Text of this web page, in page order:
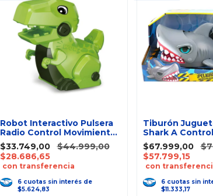
Robot Interactivo Pulsera
Radio Control Movimiento
Luces Grabación
$33.749,00
$44.999,00
$28.686,65
con transferencia
6 cuotas sin interés de
$5.624,83
Tiburón
Shark A
USB
$67.999,00
$57.799,15
con
6 cuotas sin
$11.333,17